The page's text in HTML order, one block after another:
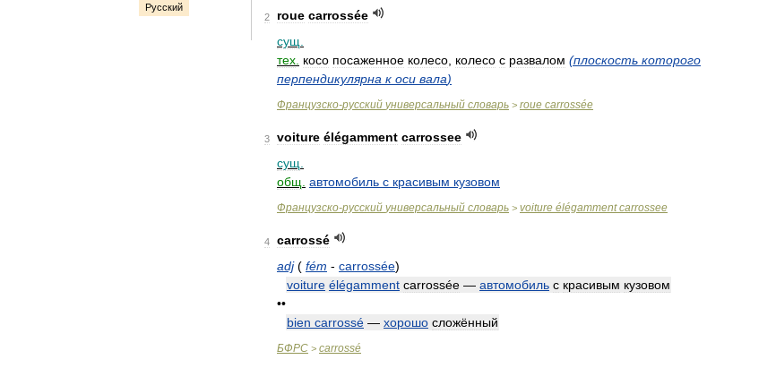
Русский
2 roue carrossée
сущ
тех косо посаженное колесо колесо с развалом (плоскость которого
перпендикулярна к оси вала)
Французско-русский универсальный словарь > roue carrossée
3 voiture élégamment carrossee
сущ
общ автомобиль с красивым кузовом
Французско-русский универсальный словарь > voiture élégamment carrossee
4
carrossé
adj( fém - carrossée)
voiture élégamment carrossée — автомобиль с красивым кузовом
••
bien carrossé — хорошо сложённый
БФРС > carrossé